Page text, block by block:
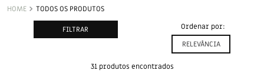
TODOS OS PRODUTOS
FILTRAR
RELEVÂNCIA
31 produtos